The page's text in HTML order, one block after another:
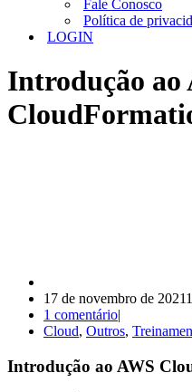
Fale Conosco
Política de
LOGIN
Introdução ao
17 de novembro de 2021
1 comentário
Cloud, Outros,
Introdução ao AWS